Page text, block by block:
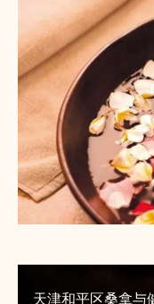
天津和平区桑拿与